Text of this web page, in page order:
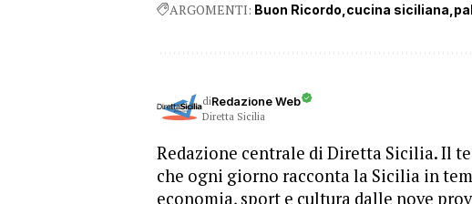
ARGOMENTI: Buon Ricordo cucina siciliana
diRedazione Web
Diretta Sicilia
Redazione centrale di Diretta Sicilia. Il
che ogni giorno racconta la Sicilia in
economia, sport e cultura dalle nove